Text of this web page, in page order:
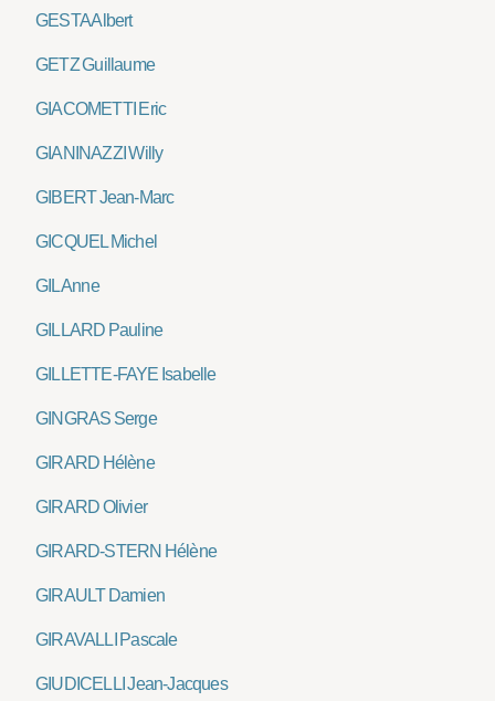
GESTA Albert
GETZ Guillaume
GIACOMETTI Eric
GIANINAZZI Willy
GIBERT Jean-Marc
GICQUEL Michel
GIL Anne
GILLARD Pauline
GILLETTE-FAYE Isabelle
GINGRAS Serge
GIRARD Hélène
GIRARD Olivier
GIRARD-STERN Hélène
GIRAULT Damien
GIRAVALLI Pascale
GIUDICELLI Jean-Jacques